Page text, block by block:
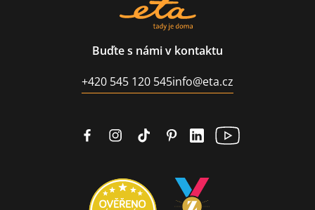
Buďte s námi v kontaktu
+420 545 120 545info@eta.cz